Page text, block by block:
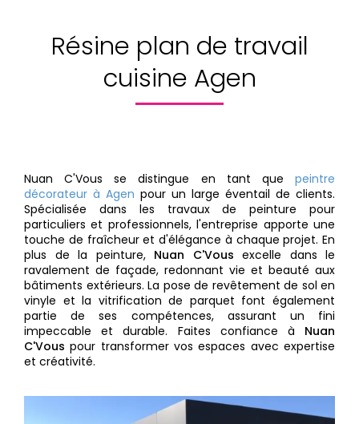
Résine plan de travail
cuisine Agen
Nuan C'Vous se distingue en tant que peintre
décorateur à Agen pour un large éventail de clients.
Spécialisée dans les travaux de peinture pour
particuliers et professionnels, l'entreprise apporte une
touche de fraîcheur et d'élégance à chaque projet. En
plus de la peinture, Nuan C'Vous excelle dans le
ravalement de façade, redonnant vie et beauté aux
bâtiments extérieurs. La pose de revêtement de sol en
vinyle et la vitrification de parquet font également
partie de ses compétences, assurant un fini
impeccable et durable. Faites confiance à Nuan
C'Vous pour transformer vos espaces avec expertise
et créativité.